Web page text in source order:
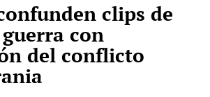
clips de
con
del conflicto